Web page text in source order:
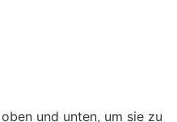
und unten, um sie zu